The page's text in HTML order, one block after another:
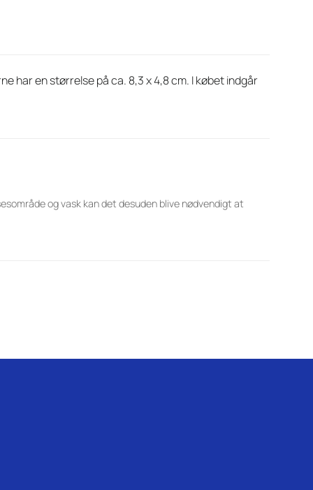
har en størrelse på ca. 8,3 x 4,8 cm. I købet indgår
og vask kan det desuden blive nødvendigt at